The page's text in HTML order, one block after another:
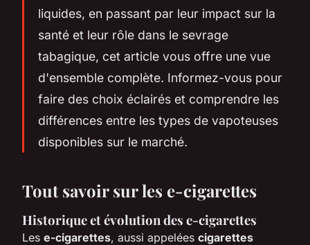
liquides, en passant par leur impact sur la
santé et leur rôle dans le sevrage
tabagique, cet article vous offre une vue
d'ensemble complète. Informez-vous pour
faire des choix éclairés et comprendre les
différences entre les types de vapoteuses
disponibles sur le marché.
Tout savoir sur les e-cigarettes
Historique et évolution des e-cigarettes
Les e-cigarettes, aussi appelées cigarettes